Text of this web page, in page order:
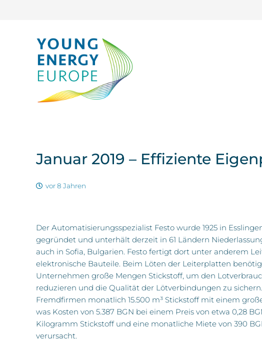
Januar 2019 – Effiziente
vor 8 Jahren
Der Automatisierungsspezialist Festo wurde 1925 in
gegründet und unterhält derzeit in 61 Ländern
auch in Sofia, Bulgarien. Festo fertigt dort unter anderem
elektronische Bauteile. Beim Löten der Leiterplatten
Unternehmen große Mengen Stickstoff, um den
reduzieren und die Qualität der Lötverbindungen zu
Fremdfirmen monatlich 15.500 m³ Stickstoff mit einem
was Kosten von 5.387 BGN bei einem Preis von etwa 0,28
Kilogramm Stickstoff und eine monatliche Miete von 390
verursacht.